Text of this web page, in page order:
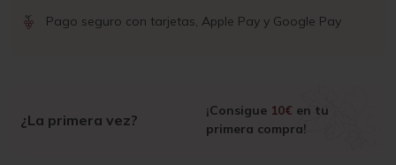
Pago seguro con tarjetas, Apple Pay y Google Pay
¿La primera vez?
¡Consigue 10€ en tu
primera compra!